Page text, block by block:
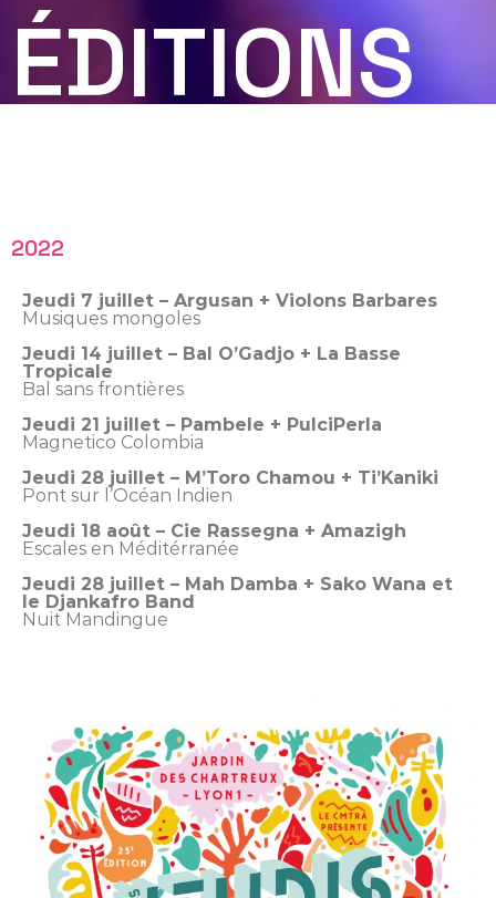
ÉDITIONS
2022
Jeudi 7 juillet – Argusan + Violons Barbares
Musiques mongoles
Jeudi 14 juillet – Bal O’Gadjo + La Basse
Tropicale
Bal sans frontières
Jeudi 21 juillet – Pambele + PulciPerla
Magnetico Colombia
Jeudi 28 juillet – M’Toro Chamou + Ti’Kaniki
Pont sur l’Océan Indien
Jeudi 18 août – Cie Rassegna + Amazigh
Escales en Méditérranée
Jeudi 28 juillet – Mah Damba + Sako Wana et
le Djankafro Band
Nuit Mandingue